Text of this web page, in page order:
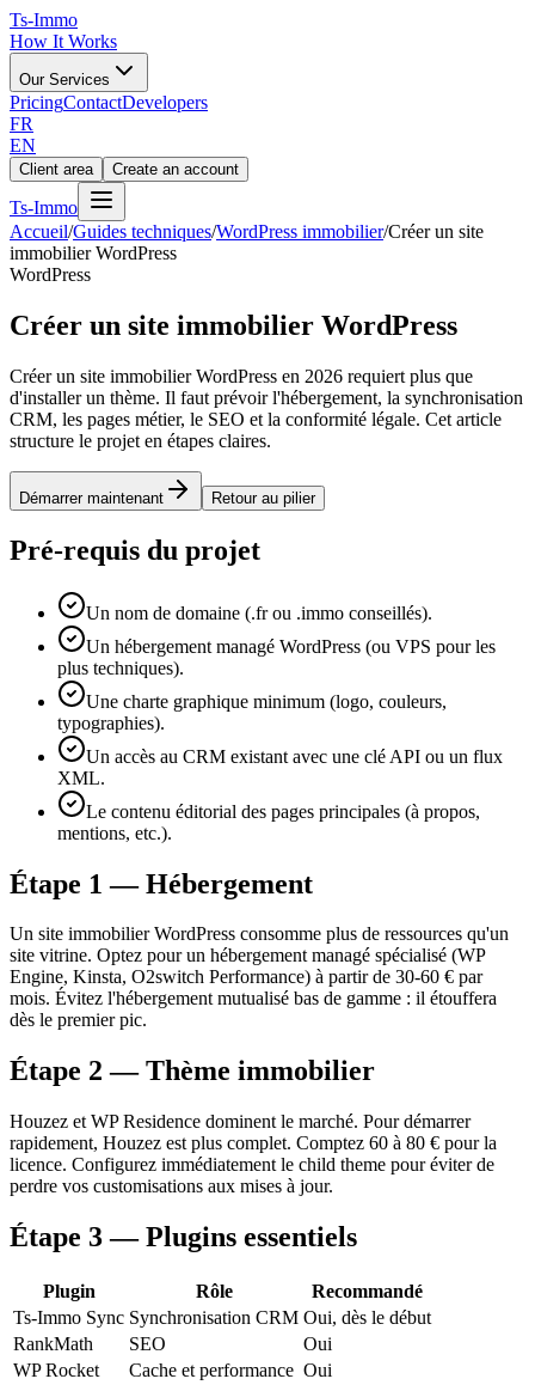
Ts-Immo
How It Works
Our Services
PricingContactDevelopers
FR
EN
Client area Create an account
Ts-Immo
Accueil/Guides techniques/WordPress immobilier/Créer un site
immobilier WordPress
WordPress
Créer un site immobilier WordPress
Créer un site immobilier WordPress en 2026 requiert plus que
d'installer un thème. Il faut prévoir l'hébergement, la synchronisation
CRM, les pages métier, le SEO et la conformité légale. Cet article
structure le projet en étapes claires.
Démarrer maintenant Retour au pilier
Pré-requis du projet
Un nom de domaine (.fr ou .immo conseillés).
Un hébergement managé WordPress (ou VPS pour les
plus techniques).
Une charte graphique minimum (logo, couleurs,
typographies).
Un accès au CRM existant avec une clé API ou un flux
XML.
Le contenu éditorial des pages principales (à propos,
mentions, etc.).
Étape 1 — Hébergement
Un site immobilier WordPress consomme plus de ressources qu'un
site vitrine. Optez pour un hébergement managé spécialisé (WP
Engine, Kinsta, O2switch Performance) à partir de 30-60 € par
mois. Évitez l'hébergement mutualisé bas de gamme : il étouffera
dès le premier pic.
Étape 2 — Thème immobilier
Houzez et WP Residence dominent le marché. Pour démarrer
rapidement, Houzez est plus complet. Comptez 60 à 80 € pour la
licence. Configurez immédiatement le child theme pour éviter de
perdre vos customisations aux mises à jour.
Étape 3 — Plugins essentiels
Plugin Rôle
Recommandé
Ts-Immo Sync Synchronisation CRM Oui, dès le début
RankMath
SEO
Oui
WP Rocket
Cache et performance Oui